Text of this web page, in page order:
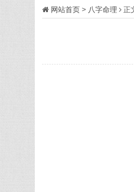
网站首页 > 八字命理 正